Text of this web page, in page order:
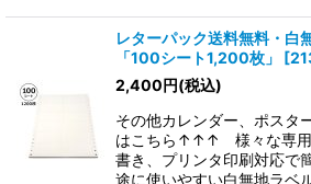
レターパック送料無料・白
「100シート1,200枚」
[
2,400円(税込)
その他カレンダー、ポスタ
はこちら↑↑↑ 様々な専用
書き、プリンタ印刷対応で
途に使いやすい白無地ラベ